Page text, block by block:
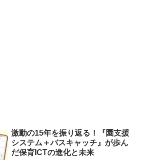
激動の15年を振り返る！『園支援
システム＋バスキャッチ』が歩ん
だ保育ICTの進化と未来